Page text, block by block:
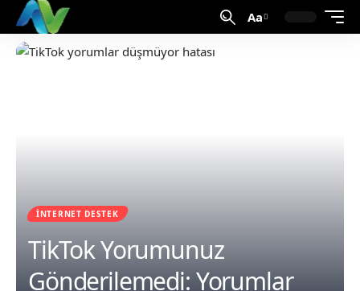
Aa
İNTERNET DESTEK
TikTok Yorumunuz
Gönderilemedi: Yorumlar